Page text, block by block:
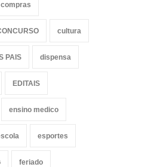
compras
cultura
PAIS dispensa
EDITAIS
ensino medico
esportes
feriado